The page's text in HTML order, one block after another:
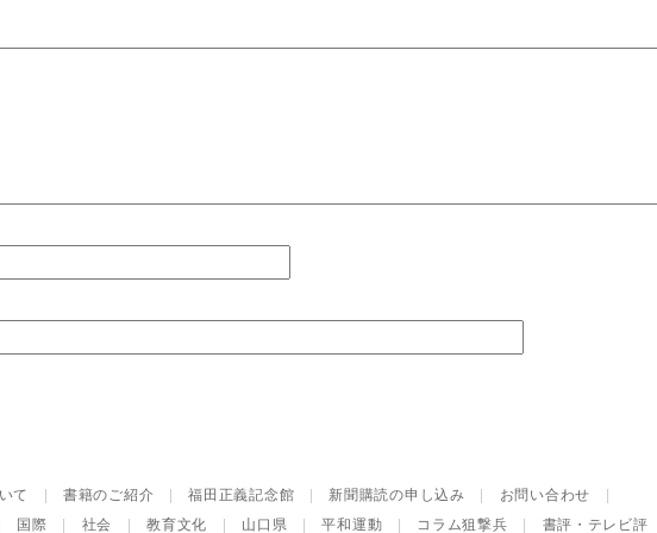
て |書籍のご紹介 |福田正義記念館 | 新聞購読の申し込み | お問い合わせ |
国際 | 社会 |教育文化 | 山口県 |平和運動 | コラム狙撃兵 | 書評・テレビ評